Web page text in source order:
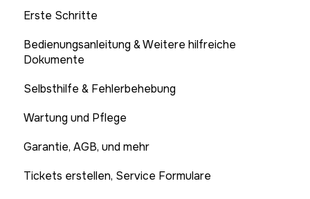
Erste Schritte
Bedienungsanleitung & Weitere hilfreiche
Dokumente
Selbsthilfe & Fehlerbehebung
Wartung und Pflege
Garantie, AGB, und mehr
Tickets erstellen, Service Formulare